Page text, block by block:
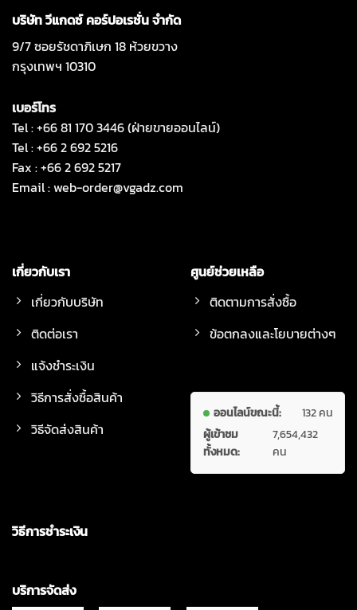
บริษัท วีแกดซ์ คอร์ปอเรชั่น จำกัด
9/7 ซอยรัชดาภิเษก 18 ห้วยขวาง
กรุงเทพฯ 10310
เบอร์โทร
Tel : +66 81 170 3446 (ฝ่ายขายออนไลน์)
Tel : +66 2 692 5216
Fax : +66 2 692 5217
Email :web-order@vgadz.com
เกี่ยวกับเรา
เกี่ยวกับบริษัท
ติดต่อเรา
แจ้งชำระเงิน
วิธีการสั่งซื้อสินค้า
วิธีจัดส่งสินค้า
ศูนย์ช่วยเหลือ
ติดตามการสั่งซื้อ
ข้อตกลงและโยบายต่างๆ
ออนไลน์ขณะนี้:
132 คน
ผู้เข้าชม
ทั้งหมด:
7,654,432
คน
วิธีการชำระเงิน
บริการจัดส่ง